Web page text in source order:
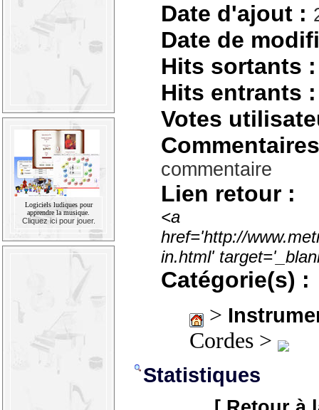
Logiciels ludiques pour
apprendre la musique.
Cliquez ici pour jouer.
Date d'ajout :
Date de
Hits sortants :
Hits entrants :
Votes
commentaire
Lien retour :
<a
href='http://
in.html'
Catégorie(s) :
>
Cordes >
Statistiques